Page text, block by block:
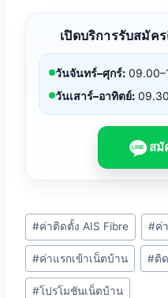
เปิดบริการรับสมัค
วันจันทร์–ศุกร์:
วันเสาร์–อาทิตย์:
LINE สมั
Post
Tags:
#ค่าติดตั้ง AIS Fibre #ค่
#ค่าแรกเข้าเน็ตบ้าน #ติ
#โปรโมชันเน็ตบ้าน